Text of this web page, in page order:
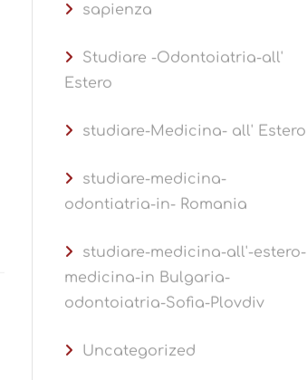
sapienza
Studiare -Odontoiatria-all'
Estero
studiare-Medicina- all' Estero
studiare-medicina-
odontiatria-in- Romania
studiare-medicina-all'-estero-
medicina-in Bulgaria-
odontoiatria-Sofia-Plovdiv
Uncategorized